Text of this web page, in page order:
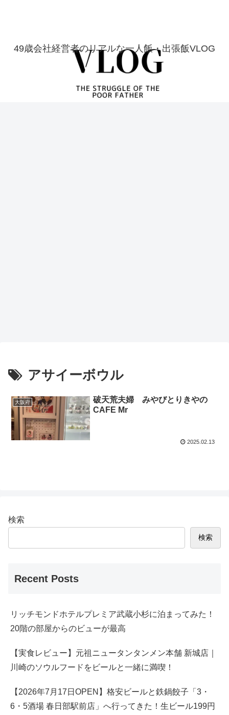
49歳会社経営者のリアルな一人飯・出張飯VLOG
アサイーボウル
大阪府
破天荒夫婦 みやびとりきやの
CAFE Mr
2025.02.13
検索
検索
Recent Posts
リッチモンドホテルプレミア武蔵小杉に泊まってみた！
20階の部屋からのビューが最高
【実食レビュー】元祖ニュータンタンメン本舗 新城店｜
川崎のソウルフードをビールと一緒に満喫！
【2026年7月17日OPEN】格安ビールと鉄鍋餃子「3・
6・5酒場 春日部駅前店」へ行ってきた！生ビール199円